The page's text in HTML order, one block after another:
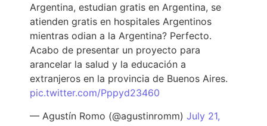
Argentina, estudian gratis en Argentina, se
atienden gratis en hospitales Argentinos
mientras odian a la Argentina? Perfecto.
Acabo de presentar un proyecto para
arancelar la salud y la educación a
extranjeros en la provincia de Buenos Aires.
pic.twitter.com/Pppyd23460
— Agustín Romo (@agustinromm) July 21,